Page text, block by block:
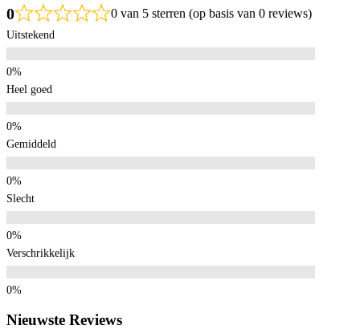
0 0 van 5 sterren (op basis van 0 reviews)
Uitstekend
Heel goed
Gemiddeld
Slecht
Verschrikkelijk
Nieuwste Reviews